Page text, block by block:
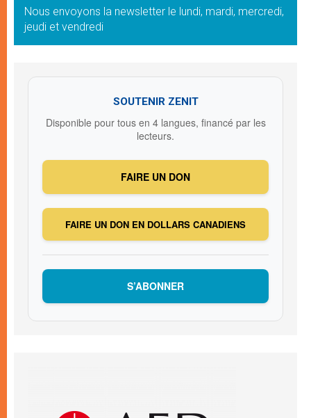
Nous envoyons la newsletter le lundi, mardi, mercredi,
jeudi et vendredi
SOUTENIR ZENIT
Disponible pour tous en 4 langues, financé par les
lecteurs.
FAIRE UN DON
FAIRE UN DON EN DOLLARS CANADIENS
S’ABONNER